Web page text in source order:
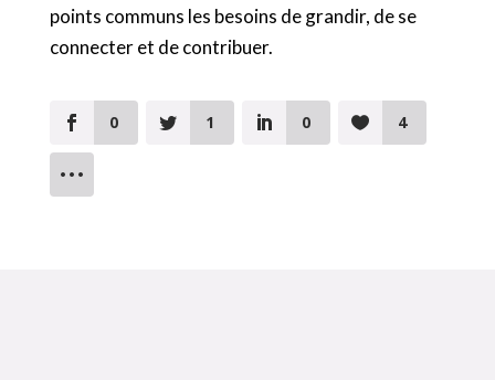
points communs les besoins de grandir, de se
connecter et de contribuer.
0 1 0 4